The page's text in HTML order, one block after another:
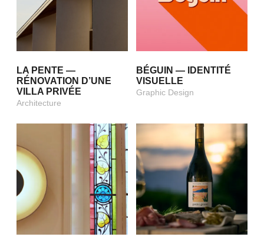
LA PENTE —
RÉNOVATION D’UNE
VILLA PRIVÉE
Architecture
BÉGUIN — IDENTITÉ
VISUELLE
Graphic Design